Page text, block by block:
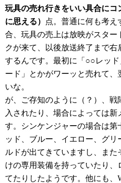
玩具の売れ行きをいい具合にコ
に思える）
点。普通に何も考
合、玩具の売上は放映がスター
クが来て、以後放送終了まで
するんです。最初に「○○レッ
ード」とかがワーッと売れて、
いな。
が、ご存知のように（？）、
入されたり、場合によっては新
す。シンケンジャーの場合は第
ッド、ブルー、イエロー、グ
ルドが出てきていますし、ま
けの専用装備を持っていたり、
てたりしたようです。他にも、